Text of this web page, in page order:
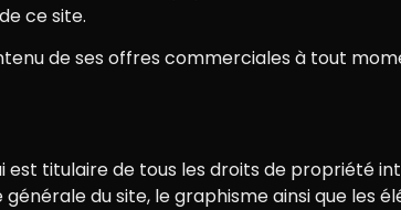
ce site.
de ses offres commerciales à tout
est titulaire de tous les droits de
du site, le graphisme ainsi que les